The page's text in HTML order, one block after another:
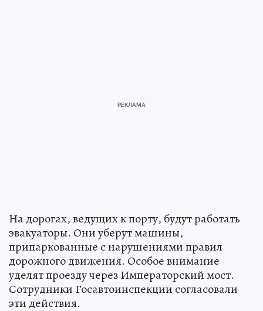
На дорогах, ведущих к порту, будут работать
эвакуаторы. Они уберут машины,
припаркованные с нарушениями правил
дорожного движения. Особое внимание
уделят проезду через Императорский мост.
Сотрудники Госавтоинспекции согласовали
эти действия.